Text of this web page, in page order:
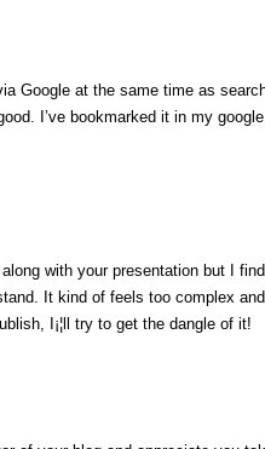
Google at the same time as
I’ve bookmarked it in my
with your presentation but I
It kind of feels too complex
I¡¦ll try to get the dangle of it!